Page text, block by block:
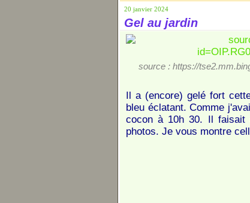
20 janvier 2024
Gel au jardin
source : https://
Il a (encore) gelé fort
bleu éclatant. Comme
cocon à 10h 30. Il faisait
photos. Je vous montre